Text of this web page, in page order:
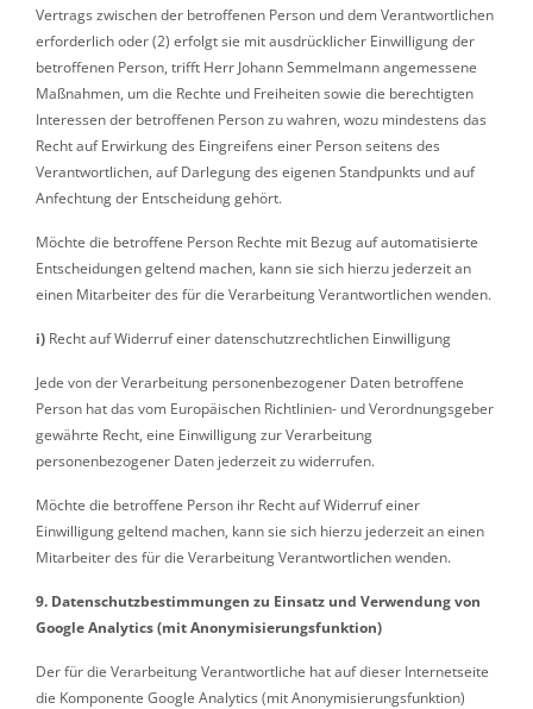
Vertrags zwischen der betroffenen Person und dem Verantwortlichen
erforderlich oder (2) erfolgt sie mit ausdrücklicher Einwilligung der
betroffenen Person, trifft Herr Johann Semmelmann angemessene
Maßnahmen, um die Rechte und Freiheiten sowie die berechtigten
Interessen der betroffenen Person zu wahren, wozu mindestens das
Recht auf Erwirkung des Eingreifens einer Person seitens des
Verantwortlichen, auf Darlegung des eigenen Standpunkts und auf
Anfechtung der Entscheidung gehört.
Möchte die betroffene Person Rechte mit Bezug auf automatisierte
Entscheidungen geltend machen, kann sie sich hierzu jederzeit an
einen Mitarbeiter des für die Verarbeitung Verantwortlichen wenden.
i) Recht auf Widerruf einer datenschutzrechtlichen Einwilligung
Jede von der Verarbeitung personenbezogener Daten betroffene
Person hat das vom Europäischen Richtlinien- und Verordnungsgeber
gewährte Recht, eine Einwilligung zur Verarbeitung
personenbezogener Daten jederzeit zu widerrufen.
Möchte die betroffene Person ihr Recht auf Widerruf einer
Einwilligung geltend machen, kann sie sich hierzu jederzeit an einen
Mitarbeiter des für die Verarbeitung Verantwortlichen wenden.
9. Datenschutzbestimmungen zu Einsatz und Verwendung von
Google Analytics (mit Anonymisierungsfunktion)
Der für die Verarbeitung Verantwortliche hat auf dieser Internetseite
die Komponente Google Analytics (mit Anonymisierungsfunktion)